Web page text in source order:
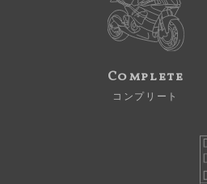
Complete
コンプリート